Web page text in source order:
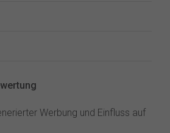
Werbung und Einfluss auf